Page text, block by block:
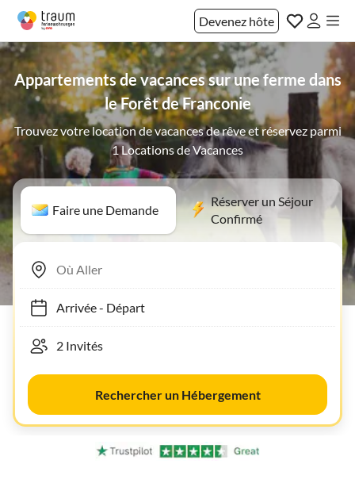
Devenez hôte
Appartements de vacances sur une ferme dans
le Forêt de Franconie
Trouvez votre location de vacances de rêve et réservez parmi
1 Locations de Vacances
Faire une Demande
Réserver un Séjour
Confirmé
Arrivée- Départ
Rechercher un Hébergement